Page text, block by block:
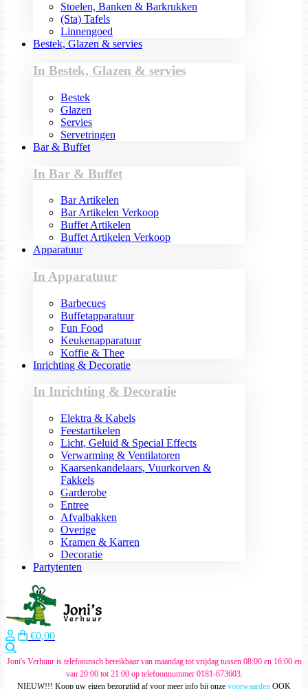
Stoelen, Banken & Barkrukken
(Sta) Tafels
Linnengoed
Bestek, Glazen & servies
In Bestek, Glazen & servies
Bestek
Glazen
Servies
Servetringen
Bar & Buffet
In Bar & Buffet
Bar Artikelen
Bar Artikelen Verkoop
Buffet Artikelen
Buffet Artikelen Verkoop
Apparatuur
In Apparatuur
Barbecues
Buffetapparatuur
Fun Food
Keukenapparatuur
Koffie & Thee
Inrichting & Decoratie
In Inrichting & Decoratie
Elektra & Kabels
Feestartikelen
Licht, Geluid & Special Effects
Verwarming & Ventilatoren
Kaarsenkandelaars, Vuurkorven &
Fakkels
Garderobe
Entree
Afvalbakken
Overige
Kramen & Karren
Decoratie
Partytenten
€0,00
Joni's Verhuur is telefoninsch bereikbaar van maandag tot vrijdag tussen 08:00 en 16:00 en
van 20:00 tot 21:00 op telefoonnummer 0181-673603.
NIEUW!!! Koop uw eigen bezorgtijd af voor meer info bij onze voorwaarden OOK